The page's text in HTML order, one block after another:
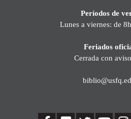
Períodos de
Lunes a viernes: de
Feriados
Cerrada con